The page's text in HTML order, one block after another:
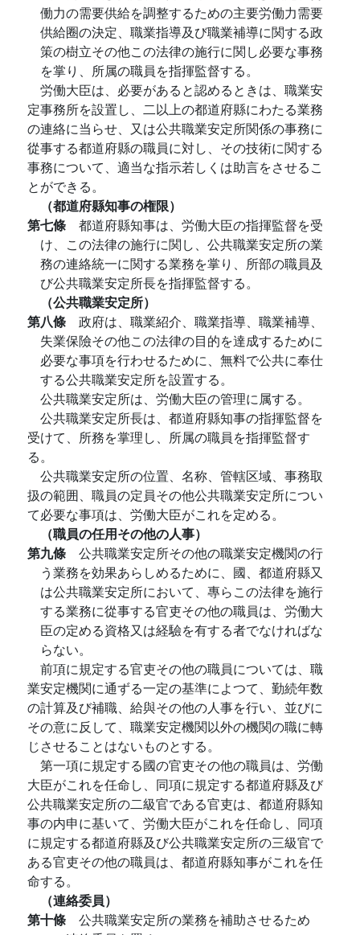
働力の需要供給を調整するための主要労働力需要
供給圈の決定、職業指導及び職業補導に関する政
策の樹立その他この法律の施行に関し必要な事務
を掌り、所属の職員を指揮監督する。
労働大臣は、必要があると認めるときは、職業安
定事務所を設置し、二以上の都道府縣にわたる業務
の連絡に当らせ、又は公共職業安定所関係の事務に
從事する都道府縣の職員に対し、その技術に関する
事務について、適当な指示若しくは助言をさせるこ
とができる。
（都道府縣知事の権限）
第七條 都道府縣知事は、労働大臣の指揮監督を受
け、この法律の施行に関し、公共職業安定所の業
務の連絡統一に関する業務を掌り、所部の職員及
び公共職業安定所長を指揮監督する。
（公共職業安定所）
第八條 政府は、職業紹介、職業指導、職業補導、
失業保險その他この法律の目的を達成するために
必要な事項を行わせるために、無料で公共に奉仕
する公共職業安定所を設置する。
公共職業安定所は、労働大臣の管理に属する。
公共職業安定所長は、都道府縣知事の指揮監督を
受けて、所務を掌理し、所属の職員を指揮監督す
る。
公共職業安定所の位置、名称、管轄区域、事務取
扱の範囲、職員の定員その他公共職業安定所につい
て必要な事項は、労働大臣がこれを定める。
（職員の任用その他の人事）
第九條 公共職業安定所その他の職業安定機関の行
う業務を効果あらしめるために、國、都道府縣又
は公共職業安定所において、專らこの法律を施行
する業務に從事する官吏その他の職員は、労働大
臣の定める資格又は経驗を有する者でなければな
らない。
前項に規定する官吏その他の職員については、職
業安定機関に通ずる一定の基準によつて、勤続年数
の計算及び補職、給與その他の人事を行い、並びに
その意に反して、職業安定機関以外の機関の職に轉
じさせることはないものとする。
第一項に規定する國の官吏その他の職員は、労働
大臣がこれを任命し、同項に規定する都道府縣及び
公共職業安定所の二級官である官吏は、都道府縣知
事の内申に基いて、労働大臣がこれを任命し、同項
に規定する都道府縣及び公共職業安定所の三級官で
ある官吏その他の職員は、都道府縣知事がこれを任
命する。
（連絡委員）
第十條 公共職業安定所の業務を補助させるため